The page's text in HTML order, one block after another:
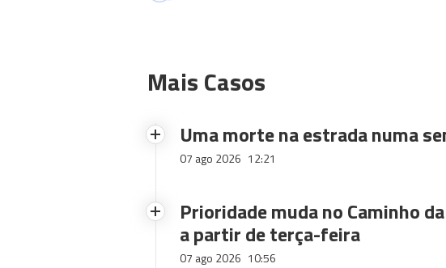
Mais Casos
Uma morte na estrada numa
07 ago 2026 12:21
Prioridade muda no Caminho
a partir de terça-feira
07 ago 2026 10:56